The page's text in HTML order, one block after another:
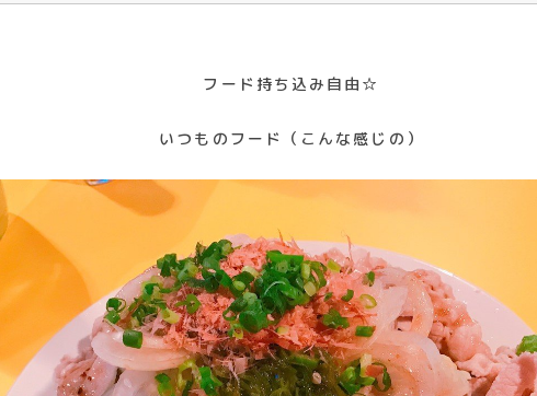
フード持ち込み自由☆
いつものフード（こんな感じの）